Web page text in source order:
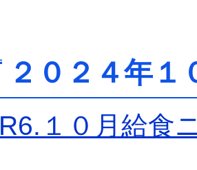
２０２４年１
R6.１０月給食